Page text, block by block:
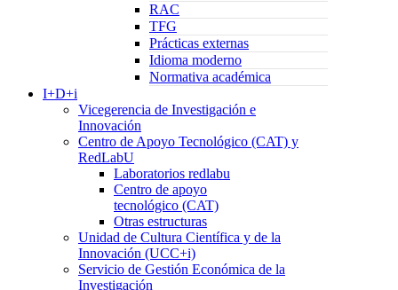
RAC
TFG
Prácticas externas
Idioma moderno
Normativa académica
I+D+i
Vicegerencia de Investigación e
Innovación
Centro de Apoyo Tecnológico (CAT) y
RedLabU
Laboratorios redlabu
Centro de apoyo
tecnológico (CAT)
Otras estructuras
Unidad de Cultura Científica y de la
Innovación (UCC+i)
Servicio de Gestión Económica de la
Investigación